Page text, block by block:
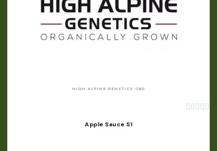
HIGH ALPINE GENETICS CBD
    
Apple Sauce S1